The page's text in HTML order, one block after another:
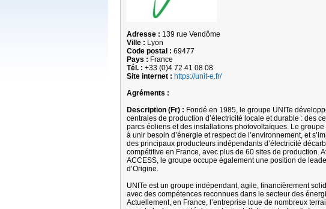
Adresse : 139 rue Vendôme
Ville : Lyon
Code postal : 69477
Pays : France
Tél. : +33 (0)4 72 41 08 08
Site internet : https://unit-e.fr/
Agréments :
Description (Fr) : Fondé en 1985, le groupe UNITe
centrales de production d’électricité locale et durable : des
parcs éoliens et des installations photovoltaïques. Le groupe
à unir besoin d’énergie et respect de l’environnement, et
des principaux producteurs indépendants d’électricité
compétitive en France, avec plus de 60 sites de production.
ACCESS, le groupe occupe également une position de
d’Origine.
UNITe est un groupe indépendant, agile, financièrement
avec des compétences reconnues dans le secteur des
Actuellement, en France, l’entreprise loue de nombreux